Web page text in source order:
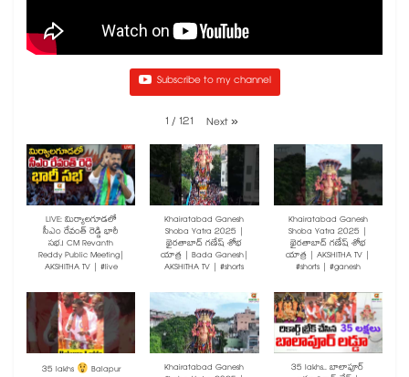
Subscribe to my channel
1 /121 Next»
LIVE: మిర్యాలగూడలో
సీఎం రేవంత్ రెడ్డి భారీ
సభ.! CM Revanth
Reddy Public Meeting|
AKSHITHA TV | #live
Khairatabad Ganesh
Shoba Yatra 2025 |
ఖైరతాబాద్ గణేష్ శోభ
యాత్ర | Bada Ganesh|
AKSHITHA TV | #shorts
Khairatabad Ganesh
Shoba Yatra 2025 |
ఖైరతాబాద్ గణేష్ శోభ
యాత్ర | AKSHITHA TV |
#shorts | #ganesh
35 lakhs Balapur Khairatabad Ganesh 35 lakhs.. బాలాపూర్